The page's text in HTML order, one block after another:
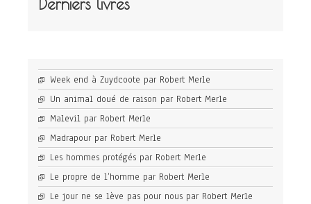
Derniers livres
Week end à Zuydcoote par Robert Merle
Un animal doué de raison par Robert Merle
Malevil par Robert Merle
Madrapour par Robert Merle
Les hommes protégés par Robert Merle
Le propre de l’homme par Robert Merle
Le jour ne se lève pas pour nous par Robert Merle